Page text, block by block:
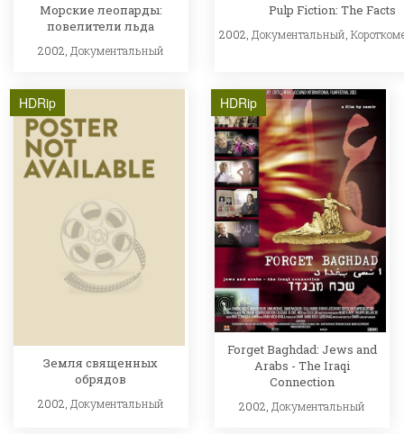
Морские леопарды:
повелители льда
2002, Документальный
Pulp Fiction: The Facts
2002, Документальный ,
HDRip
Земля священных
обрядов
2002, Документальный
HDRip
Forget Baghdad: Jews and
Arabs - The Iraqi
Connection
2002,Документальный